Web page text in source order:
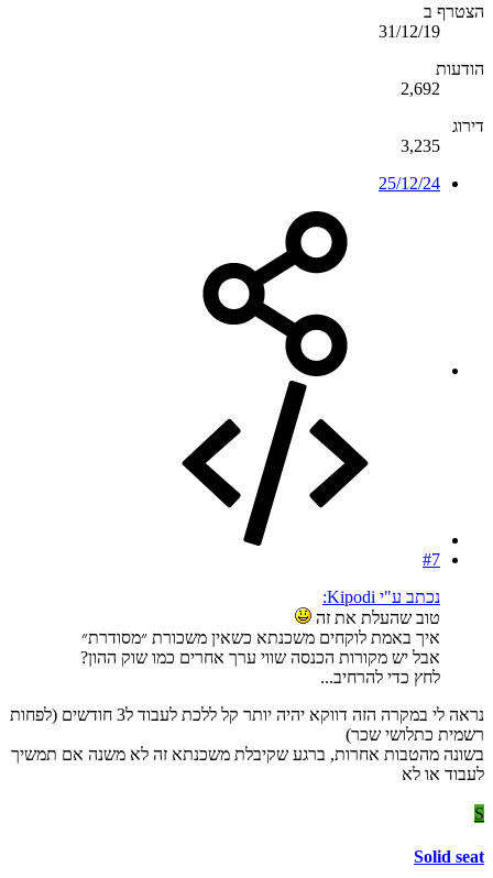
הצטרף ב
31/12/19
הודעות
2,692
דירוג
3,235
25/12/24
#7
נכתב ע"י Kipodi:
טוב שהעלת את זה
איך באמת לוקחים משכנתא כשאין משכורת ״מסודרת״
אבל יש מקורות הכנסה שווי ערך אחרים כמו שוק ההון?
לחץ כדי להרחיב...
נראה לי במקרה הזה דווקא יהיה יותר קל ללכת לעבוד ל3 חודשים (לפחות
רשמית כתלושי שכר)
בשונה מהטבות אחרות, ברגע שקיבלת משכנתא זה לא משנה אם תמשיך
לעבוד או לא
S
Solid seat